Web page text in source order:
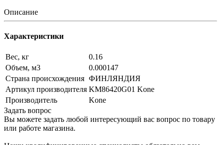
Описание
Характеристики
Вес, кг
0.16
Объем, м3
0.000147
Страна происхождения ФИНЛЯНДИЯ
Артикул производителя KM86420G01 Kone
Производитель
Kone
Задать вопрос
Вы можете задать любой интересующий вас вопрос по товару
или работе магазина.